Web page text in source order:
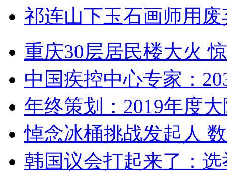
祁连山下玉石画师用
重庆30层居民楼大火
中国疾控中心专家：
年终策划：2019年度
悼念冰桶挑战发起人
韩国议会打起来了：